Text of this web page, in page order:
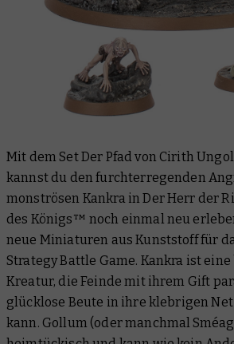
Mit dem Set Der Pfad von Cirith
kannst du den furchterregenden
monströsen Kankra inDer Herr der
des Königs™ noch einmal neu
neue Miniaturen aus Kunststoff für
Strategy Battle Game. Kankra ist
Kreatur, die Feinde mit ihrem Gift
glücklose Beute in ihre klebrigen
kann. Gollum (oder manchmal